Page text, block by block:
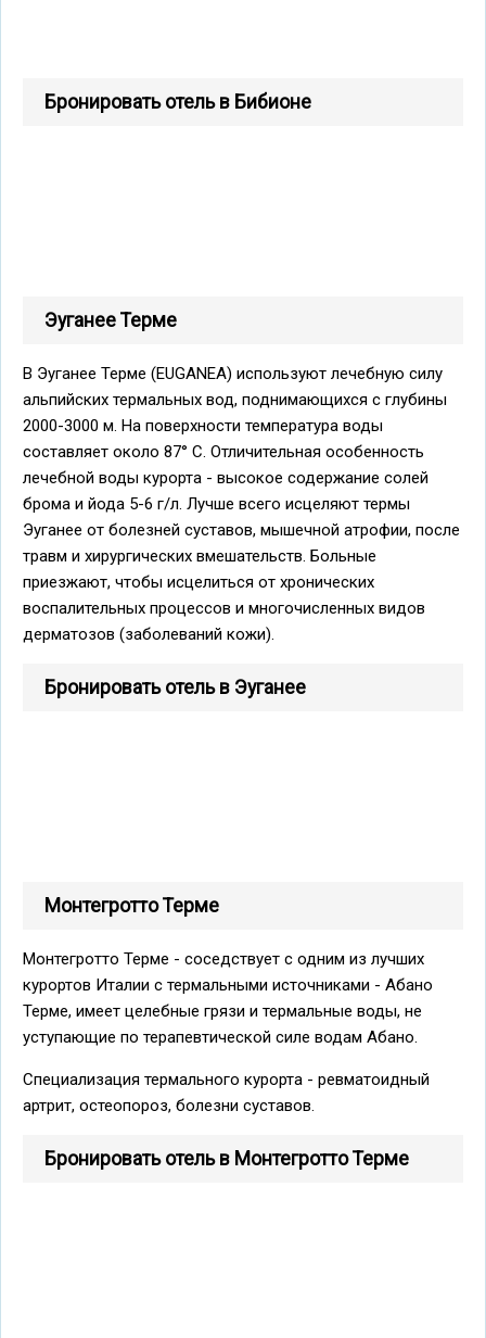
Бронировать отель в Бибионе
Эуганее Терме
В Эуганее Терме (EUGANEA) используют лечебную силу
альпийских термальных вод, поднимающихся с глубины
2000-3000 м. На поверхности температура воды
составляет около 87° С. Отличительная особенность
лечебной воды курорта - высокое содержание солей
брома и йода 5-6 г/л. Лучше всего исцеляют термы
Эуганее от болезней суставов, мышечной атрофии, после
травм и хирургических вмешательств. Больные
приезжают, чтобы исцелиться от хронических
воспалительных процессов и многочисленных видов
дерматозов (заболеваний кожи).
Бронировать отель в Эуганее
Монтегротто Терме
Монтегротто Терме - соседствует с одним из лучших
курортов Италии с термальными источниками - Абано
Терме, имеет целебные грязи и термальные воды, не
уступающие по терапевтической силе водам Абано.
Специализация термального курорта - ревматоидный
артрит, остеопороз, болезни суставов.
Бронировать отель в Монтегротто Терме